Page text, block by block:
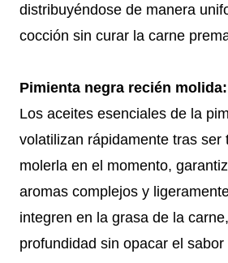
distribuyéndose de manera
cocción sin curar la carne
Pimienta negra recién molida:
Los aceites esenciales de la
volatilizan rápidamente tras ser
molerla en el momento,
aromas complejos y
integren en la grasa de la
profundidad sin opacar el